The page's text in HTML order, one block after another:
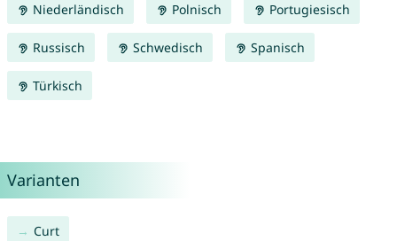
Niederländisch Polnisch Portugiesisch
Russisch Schwedisch Spanisch
Türkisch
Varianten
Curt